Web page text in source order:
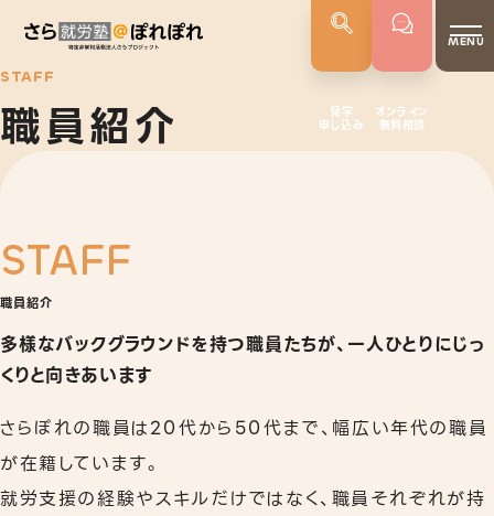
MENU
さらぽれについて
さらぽれの歴史
就労移行支援
若年者就労支援
企業向けサービス
見学
申し込み
オンライン
無料相談
STAFF
職員紹介
職員紹介
STAFF
多様なバックグラウンドを持つ職員たちが、 一人ひとりにじっ
くりと向きあいます
さらぽれの職員は20代から50代まで、幅広い年代の職員
が在籍しています。
就労支援の経験やスキルだけではなく、職員それぞれが持